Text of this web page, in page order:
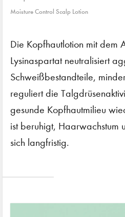
Moisture Control Scalp Lotion
Die Kopfhautlotion mit dem
Lysinaspartat neutralisiert
Schweißbestandteile,
reguliert die
gesunde Kopfhautmilieu
ist beruhigt, Haarwachstum
sich langfristig.